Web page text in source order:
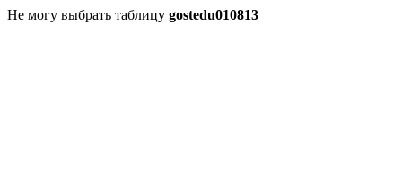
Не могу выбрать таблицу gostedu010813